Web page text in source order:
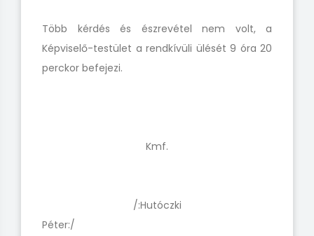
Több kérdés és észrevétel nem volt, a
Képviselő-testület a rendkívüli ülését 9 óra 20
perckor befejezi.
Kmf.
/:Hutóczki
Péter:/